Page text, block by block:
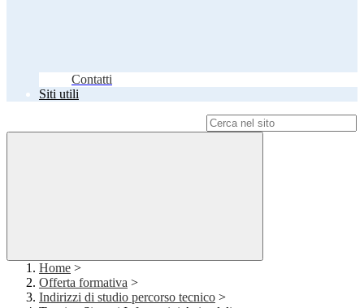
Contatti
Siti utili
Home >
Offerta formativa >
Indirizzi di studio percorso tecnico >